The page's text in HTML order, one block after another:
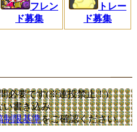
フレン
ド募集
トレー
ド募集
必要です(※連投禁止！)
い書き込み
制限基準をご確認ください。